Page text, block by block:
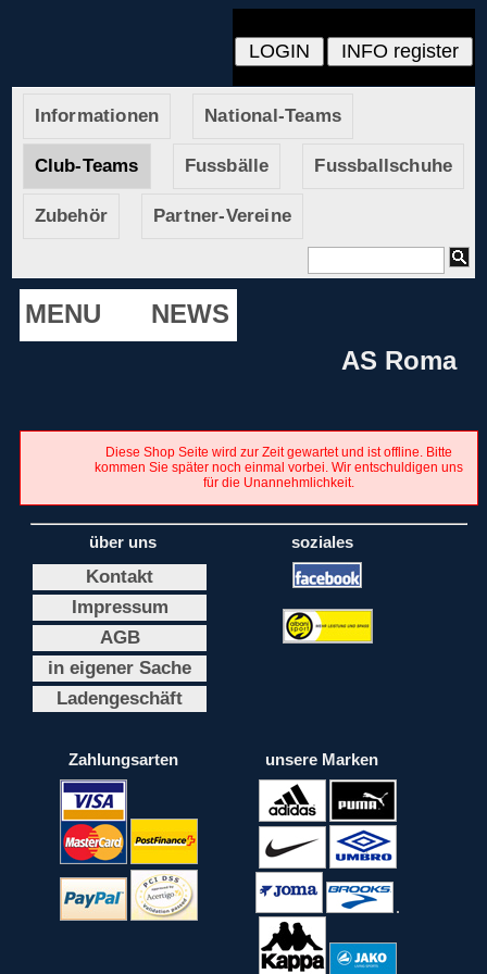
Informationen National-Teams
Club-Teams Fussbälle Fussballschuhe
Zubehör Partner-Vereine
MENU
NEWS
AS Roma
Diese Shop Seite wird zur Zeit gewartet und ist offline. Bitte
kommen Sie später noch einmal vorbei. Wir entschuldigen uns
für die Unannehmlichkeit.
über uns
Kontakt
Impressum
AGB
in eigener Sache
Ladengeschäft
soziales
Zahlungsarten unsere Marken